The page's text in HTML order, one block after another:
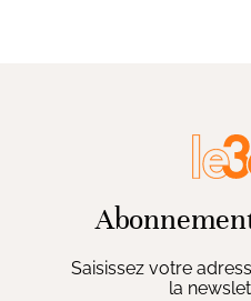
Saisissez votre
la